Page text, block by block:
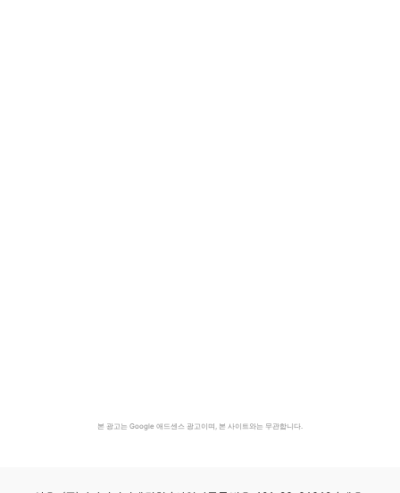
본 광고는 Google 애드센스 광고이며, 본 사이트와는 무관합니다.